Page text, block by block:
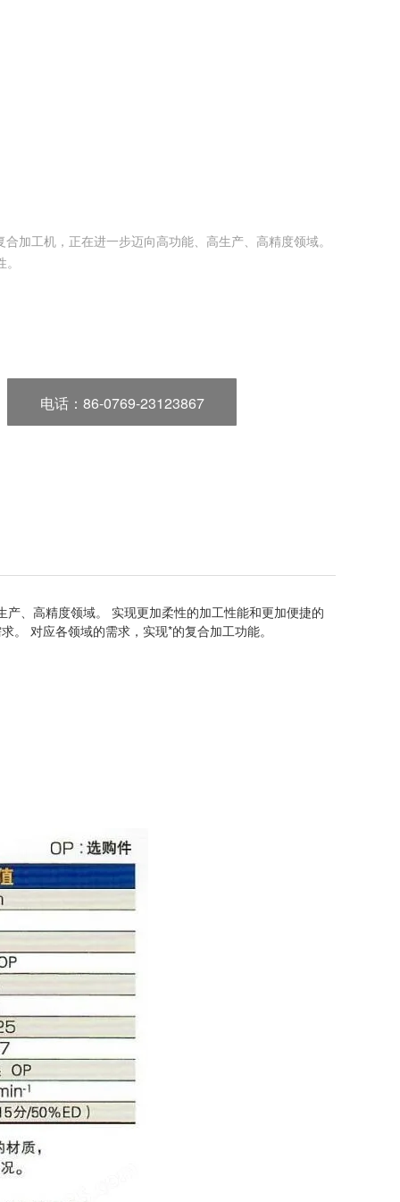
加工机，正在进一步迈向高功能、高生产、高精度领域。
电话：86-0769-23123867
、高精度领域。 实现更加柔性的加工性能和更加便捷的
对应各领域的需求，实现*的复合加工功能。